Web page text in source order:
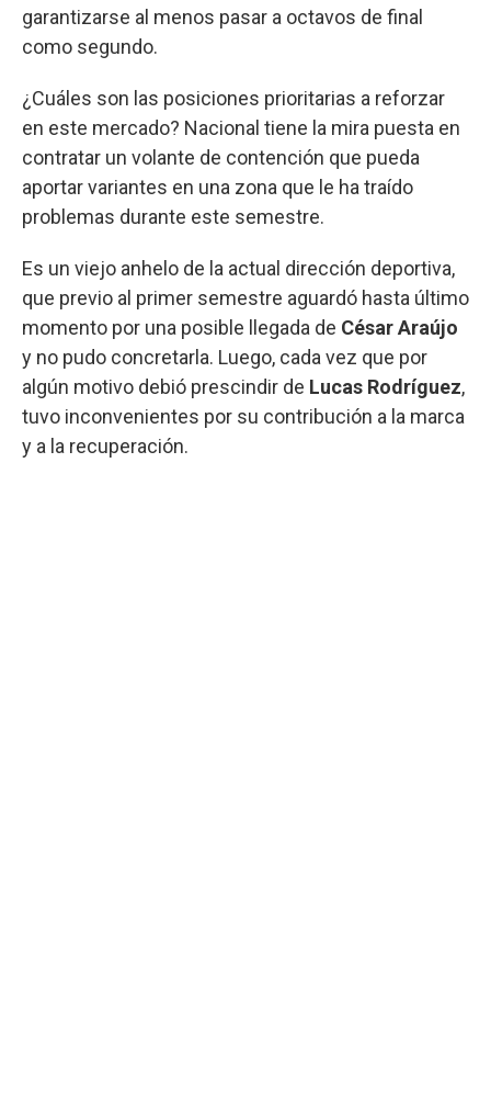
garantizarse al menos pasar a octavos de final
como segundo.
¿Cuáles son las posiciones prioritarias a reforzar
en este mercado? Nacional tiene la mira puesta en
contratar un volante de contención que pueda
aportar variantes en una zona que le ha traído
problemas durante este semestre.
Es un viejo anhelo de la actual dirección deportiva,
que previo al primer semestre aguardó hasta último
momento por una posible llegada de César Araújo
y no pudo concretarla. Luego, cada vez que por
algún motivo debió prescindir de Lucas Rodríguez,
tuvo inconvenientes por su contribución a la marca
y a la recuperación.